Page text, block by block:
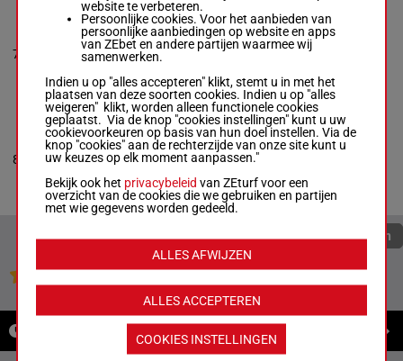
7
BLUEMOON GLIDE
Aaron Byron- Monica
2a 5a (24) 0a 0a 4a
R/6 1600m 2a 5a (24)
8
CALL ME
THEFIREMAN
Jordan Derue-
Cameron Capone
Box: 8 -R/10 - 1600m
4a 2a 0a 0a (24) 0a
R/101600m4a 2a 0a 0a
(24) 0a
Quoteringen verversen
Jouw favoriete paarden
website te verbeteren.
Persoonlijke cookies. Voor het aanbieden van
persoonlijke aanbiedingen op website en apps
van ZEbet en andere partijen waarmee wij
samenwerken.
Indien u op "alles accepteren" klikt, stemt u in met het
plaatsen van deze soorten cookies. Indien u op "alles
weigeren" klikt, worden alleen functionele cookies
geplaatst. Via de knop "cookies instellingen" kunt u uw
cookievoorkeuren op basis van hun doel instellen. Via de
knop "cookies" aan de rechterzijde van onze site kunt u
uw keuzes op elk moment aanpassen."
Bekijk ook het privacybeleid van ZEturf voor een
overzicht van de cookies die we gebruiken en partijen
met wie gegevens worden gedeeld.
ALLES ACCEPTEREN
ALLES AFWIJZEN
COOKIES INSTELLINGEN